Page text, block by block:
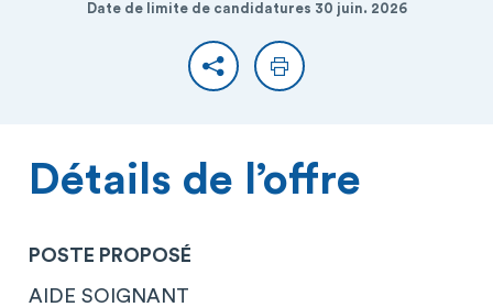
Date de limite de candidatures 30 juin. 2026
PartagerImprimer
Détails de l’offre
POSTE PROPOSÉ
AIDE SOIGNANT